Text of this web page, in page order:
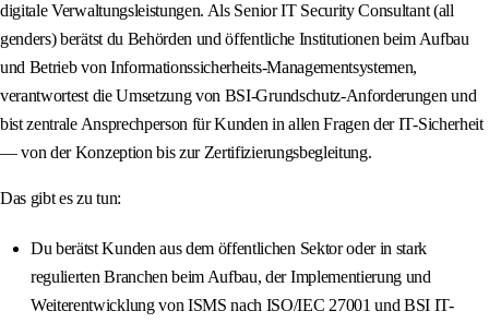
digitale Verwaltungsleistungen. Als Senior IT Security Consultant (all
genders) berätst du Behörden und öffentliche Institutionen beim Aufbau
und Betrieb von Informationssicherheits-Managementsystemen,
verantwortest die Umsetzung von BSI-Grundschutz-Anforderungen und
bist zentrale Ansprechperson für Kunden in allen Fragen der IT-Sicherheit
— von der Konzeption bis zur Zertifizierungsbegleitung.
Das gibt es zu tun:
Du berätst Kunden aus dem öffentlichen Sektor oder in stark
regulierten Branchen beim Aufbau, der Implementierung und
Weiterentwicklung von ISMS nach ISO/IEC 27001 und BSI IT-